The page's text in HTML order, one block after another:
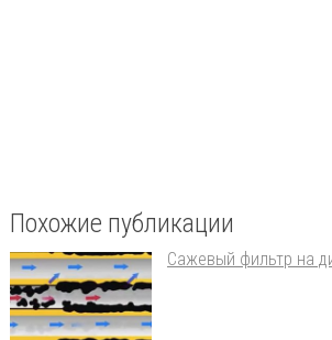
Похожие публикации
Сажевый фильтр на